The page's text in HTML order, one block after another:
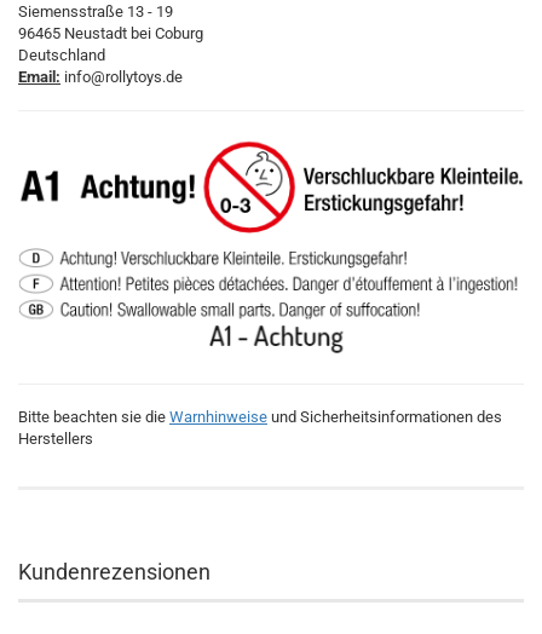
Siemensstraße 13 - 19
96465 Neustadt bei Coburg
Deutschland
Email: info@rollytoys.de
Bitte beachten sie die Warnhinweise und Sicherheitsinformationen des
Herstellers
Kundenrezensionen